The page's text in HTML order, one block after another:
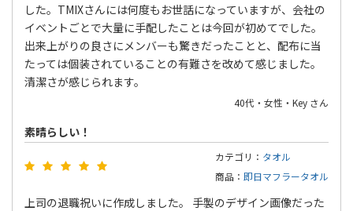
した。TMIXさんには何度もお世話になっていますが、会社の
イベントごとで大量に手配したことは今回が初めてでした。
出来上がりの良さにメンバーも驚きだったことと、配布に当
たっては個装されていることの有難さを改めて感じました。
清潔さが感じられます。
40代・女性・Key さん
素晴らしい！
カテゴリ： タオル
商品： 即日マフラータオル
上司の退職祝いに作成しました。 手製のデザイン画像だった